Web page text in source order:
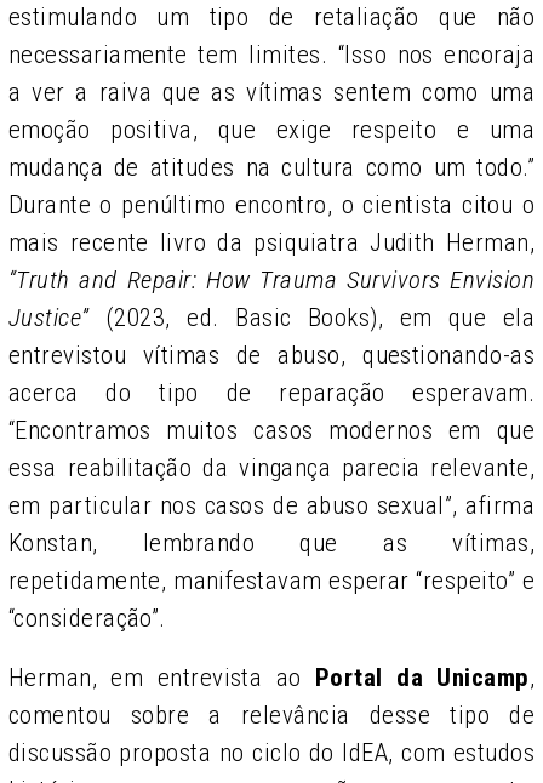
estimulando um tipo de retaliação que não
necessariamente tem limites. “Isso nos encoraja
a ver a raiva que as vítimas sentem como uma
emoção positiva, que exige respeito e uma
mudança de atitudes na cultura como um todo.”
Durante o penúltimo encontro, o cientista citou o
mais recente livro da psiquiatra Judith Herman,
“Truth and Repair: How Trauma Survivors Envision
Justice”(2023, ed. Basic Books), em que ela
entrevistou vítimas de abuso, questionando-as
acerca do tipo de reparação esperavam.
“Encontramos muitos casos modernos em que
essa reabilitação da vingança parecia relevante,
em particular nos casos de abuso sexual”, afirma
Konstan, lembrando que as vítimas,
repetidamente, manifestavam esperar “respeito” e
“consideração”.
Herman, em entrevista ao Portal da Unicamp,
comentou sobre a relevância desse tipo de
discussão proposta no ciclo do IdEA, com estudos